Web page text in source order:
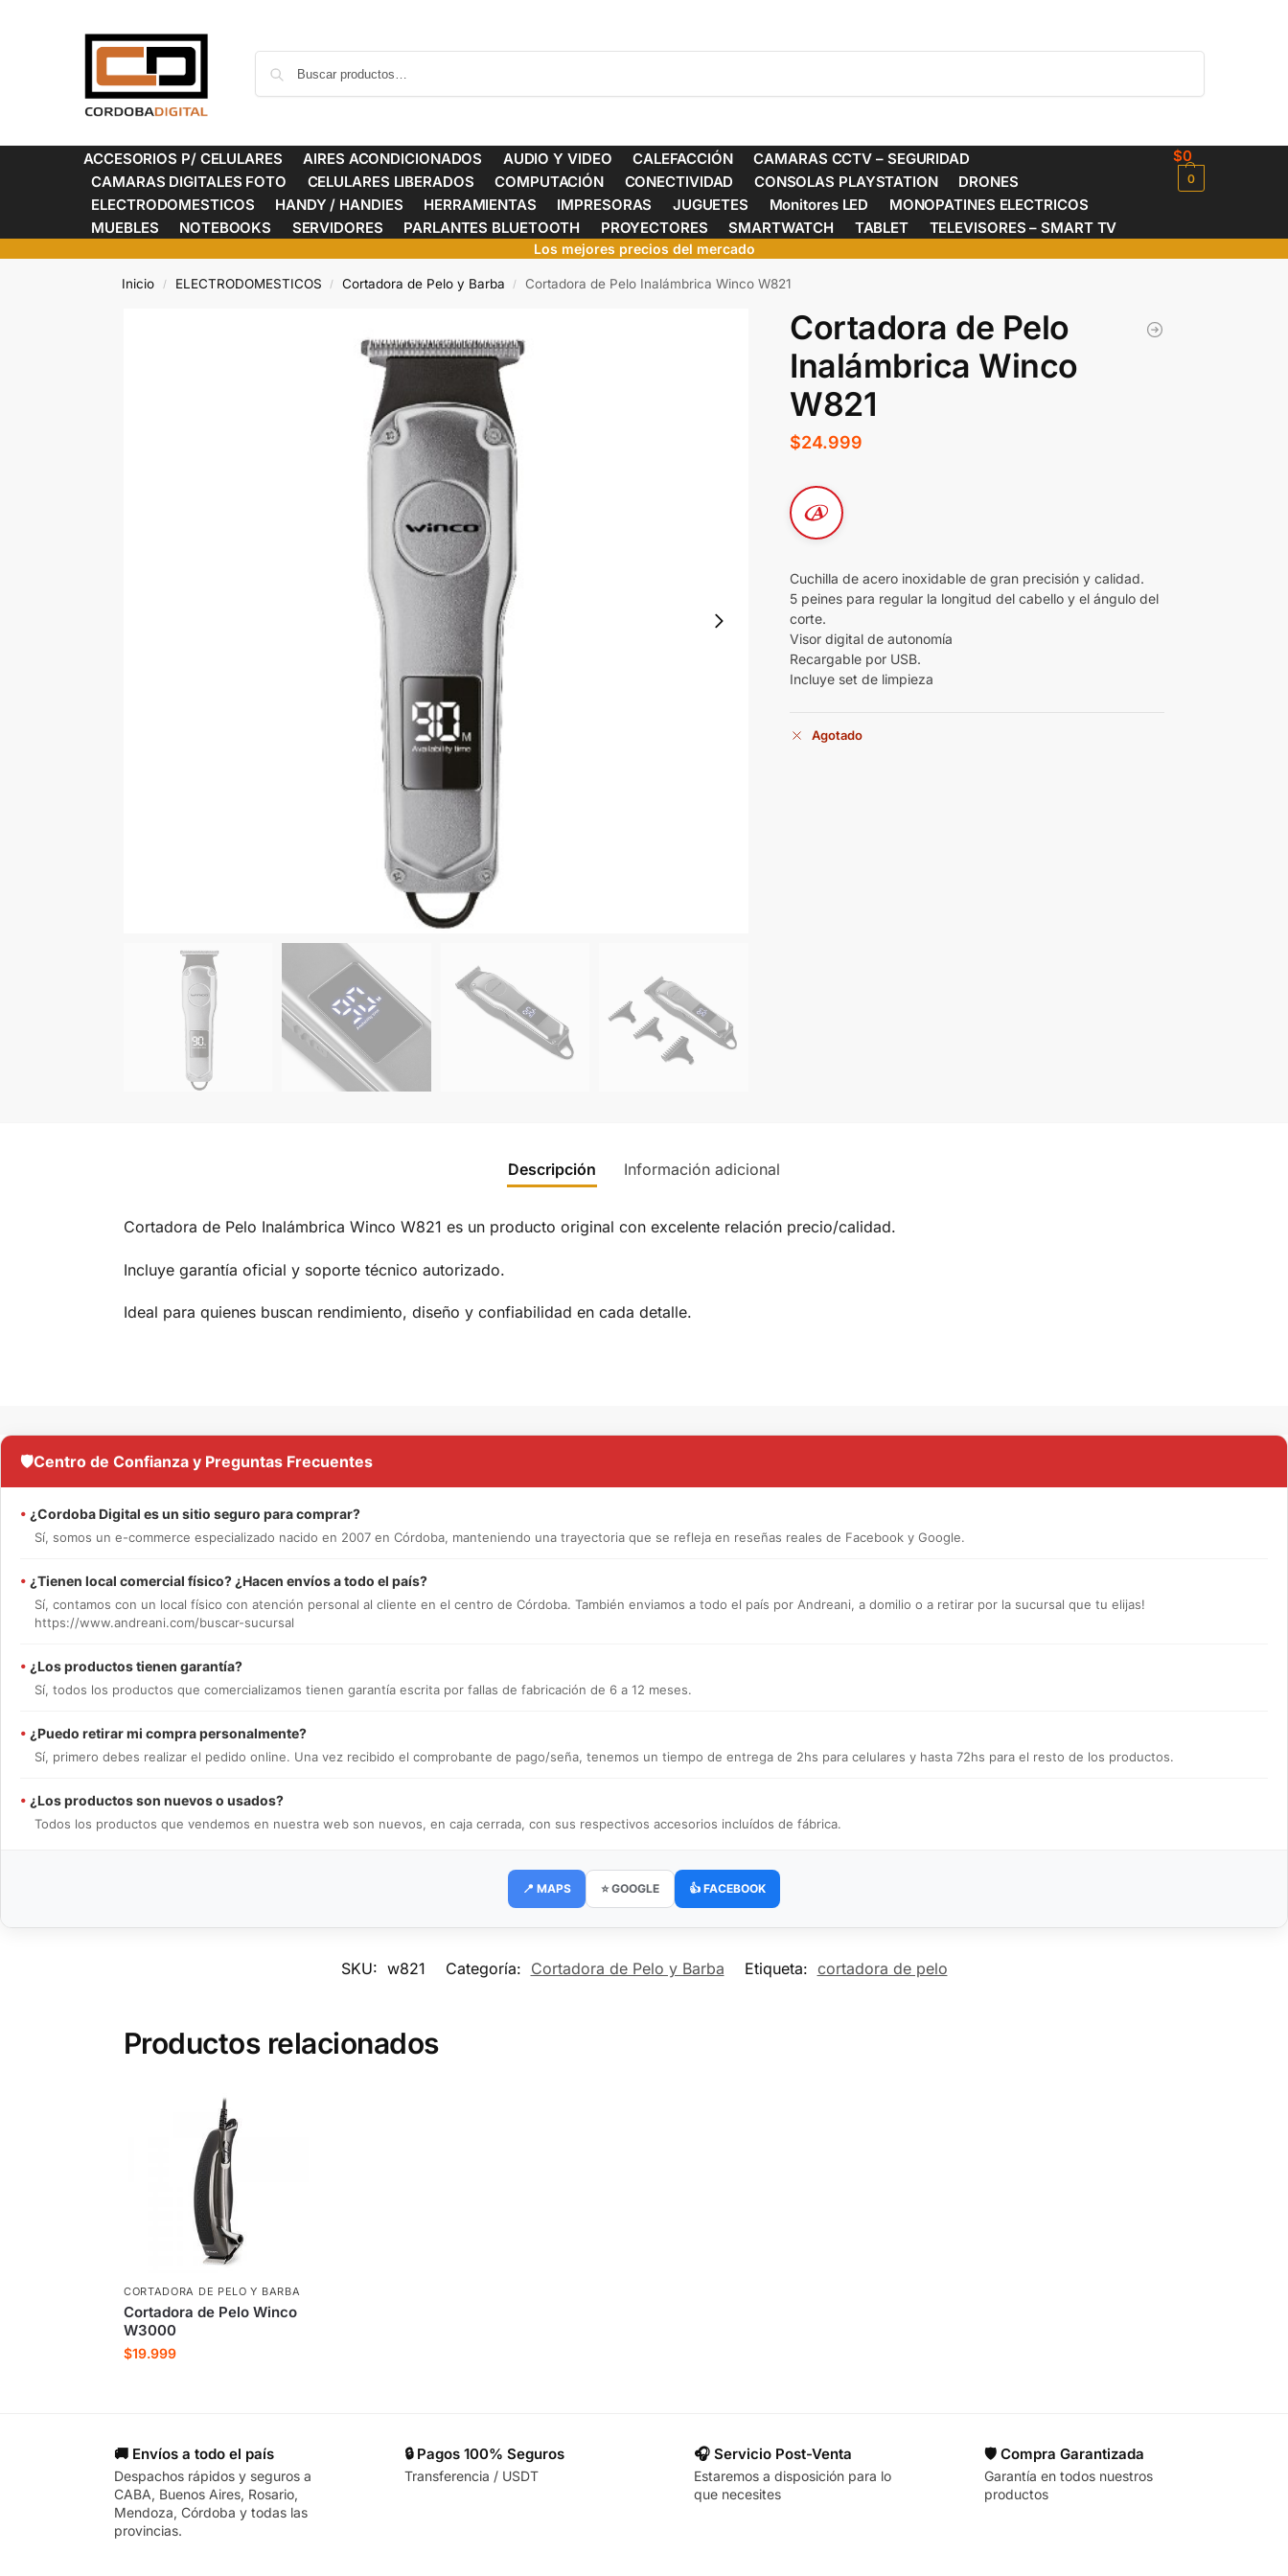
ACCESORIOS P/ CELULARES AIRES ACONDICIONADOS AUDIO Y VIDEO CALEFACCIÓN
CAMARAS CCTV – SEGURIDAD
CAMARAS DIGITALES FOTO
CELULARES LIBERADOS COMPUTACIÓN CONECTIVIDAD CONSOLAS PLAYSTATION
DRONES
ELECTRODOMESTICOS
HANDY / HANDIES HERRAMIENTAS IMPRESORAS JUGUETES Monitores LED
MONOPATINES ELECTRICOS
MUEBLES
NOTEBOOKS SERVIDORES PARLANTES BLUETOOTH PROYECTORES SMARTWATCH TABLET TELEVISORES – SMART TV
$0
0
Los mejores precios del mercado
Inicio / ELECTRODOMESTICOS / Cortadora de Pelo y Barba / Cortadora de Pelo Inalámbrica Winco W821
Cortadora de Pelo
Inalámbrica Winco
W821
$24.999
Cuchilla de acero inoxidable de gran precisión y calidad.
5 peines para regular la longitud del cabello y el ángulo del
corte.
Visor digital de autonomía
Recargable por USB.
Incluye set de limpieza
Agotado
Descripción Información adicional
Cortadora de Pelo Inalámbrica Winco W821 es un producto original con excelente relación precio/calidad.
Incluye garantía oficial y soporte técnico autorizado.
Ideal para quienes buscan rendimiento, diseño y confiabilidad en cada detalle.
🛡️Centro de Confianza y Preguntas Frecuentes
• ¿Cordoba Digital es un sitio seguro para comprar?
Sí, somos un e-commerce especializado nacido en 2007 en Córdoba, manteniendo una trayectoria que se refleja en reseñas reales de Facebook y Google.
• ¿Tienen local comercial físico? ¿Hacen envíos a todo el país?
Sí, contamos con un local físico con atención personal al cliente en el centro de Córdoba. También enviamos a todo el país por Andreani, a domilio o a retirar por la sucursal que tu elijas!
https://www.andreani.com/buscar-sucursal
• ¿Los productos tienen garantía?
Sí, todos los productos que comercializamos tienen garantía escrita por fallas de fabricación de 6 a 12 meses.
• ¿Puedo retirar mi compra personalmente?
Sí, primero debes realizar el pedido online. Una vez recibido el comprobante de pago/seña, tenemos un tiempo de entrega de 2hs para celulares y hasta 72hs para el resto de los productos.
• ¿Los productos son nuevos o usados?
Todos los productos que vendemos en nuestra web son nuevos, en caja cerrada, con sus respectivos accesorios incluídos de fábrica.
📍 MAPS ⭐ GOOGLE 👍 FACEBOOK
SKU: w821 Categoría: Cortadora de Pelo y Barba Etiqueta: cortadora de pelo
Productos relacionados
CORTADORA DE PELO Y BARBA
Cortadora de Pelo Winco
W3000
$19.999
🚚 Envíos a todo el país
Despachos rápidos y seguros a
CABA, Buenos Aires, Rosario,
Mendoza, Córdoba y todas las
provincias.
🔒 Pagos 100% Seguros
Transferencia / USDT
🎧 Servicio Post-Venta
Estaremos a disposición para lo
que necesites
🛡️ Compra Garantizada
Garantía en todos nuestros
productos